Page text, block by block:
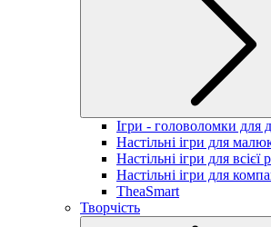
Ігри - головоломки для
Настільні ігри для
Настільні ігри для всієї
Настільні ігри для
TheaSmart
Творчість